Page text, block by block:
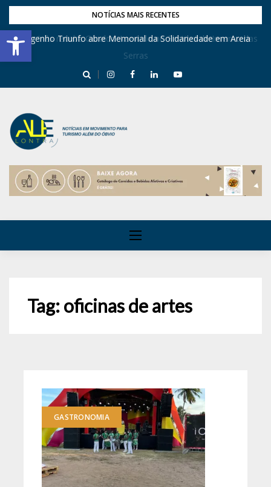
Barra de Ferramentas Aberta
NOTÍCIAS MAIS RECENTES
Dona Inês recebe Geraldo Azevedo no Festival de Inverno das
Serras
Engenho Triunfo abre Memorial da Solidariedade em Areia
Tag:oficinas de artes
GASTRONOMIA